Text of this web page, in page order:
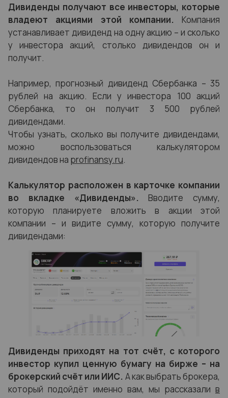
Дивиденды получают все инвесторы, которые
владеют акциями этой компании. Компания
устанавливает дивиденд на одну акцию – и сколько
у инвестора акций, столько дивидендов он и
получит.
Например, прогнозный дивиденд Сбербанка – 35
рублей на акцию. Если у инвестора 100 акций
Сбербанка, то он получит 3 500 рублей
дивидендами.
Чтобы узнать, сколько вы получите дивидендами,
можно воспользоваться калькулятором
дивидендов на profinansy.ru.
Калькулятор расположен в карточке компании
во вкладке «Дивиденды». Вводите сумму,
которую планируете вложить в акции этой
компании – и видите сумму, которую получите
дивидендами:
Дивиденды приходят на тот счёт, с которого
инвестор купил ценную бумагу на бирже – на
брокерский счёт или ИИС. А как выбрать брокера,
который подойдёт именно вам, мы рассказали в